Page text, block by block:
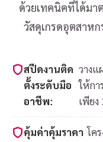
ด้วยเทคนิคที่ได้มา
วัสดุเกรดอุตสาห
สปีดงานติด
ตั้งระดับมือ
อาชีพ:
วางแ
ให้กา
เพียง
คุ้มค่าคุ้มราคา โค